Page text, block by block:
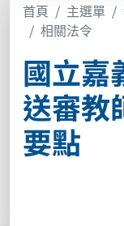
首頁 主選單
相關法令
國立嘉
送審教
要點